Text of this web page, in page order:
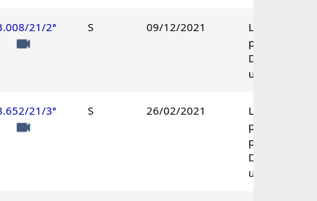
21/2ª S 09/12/2021
Lançamento
procedente.
Decisão
unânime.
21/3ª S 26/02/2021
Lançamento
parcialmente
procedente.
Decisão
unânime.